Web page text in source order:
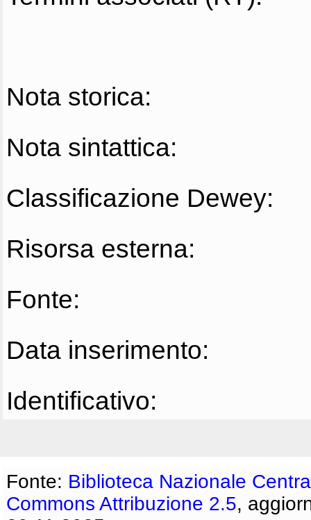
Nota storica:
Nota sintattica:
Classificazione Dewey:
Risorsa esterna:
Fonte:
Data inserimento:
Identificativo:
Fonte: Biblioteca Nazionale
Commons Attribuzione 2.5,